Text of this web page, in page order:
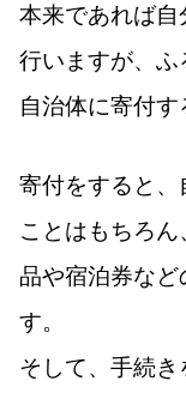
本来であれば自
行いますが、
自治体に寄付す
寄付をすると、
ことはもちろ
品や宿泊券など
す。
そして、手続